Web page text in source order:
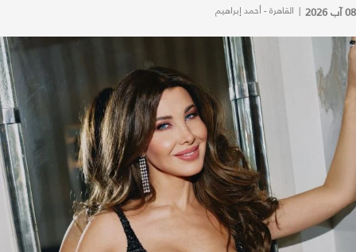
08 آب 2026 | القاهرة - أحمد إبراهيم